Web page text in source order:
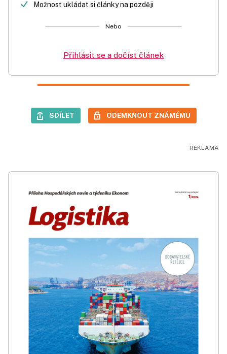
Možnost ukládat si články na později
Nebo
Přihlásit se a dočíst článek
SDÍLET ODEMKNOUT ZNÁMÉMU